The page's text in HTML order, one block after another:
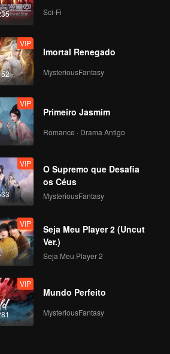
Sci-Fi
VIP
Imortal Renegado
MysteriousFantasy
VIP
Primeiro Jasmim
Romance · Drama Antigo
VIP
O Supremo que Desafia
os Céus
MysteriousFantasy
VIP
Seja Meu Player 2 (Uncut
Ver.)
Seja Meu Player 2
VIP
Mundo Perfeito
MysteriousFantasy